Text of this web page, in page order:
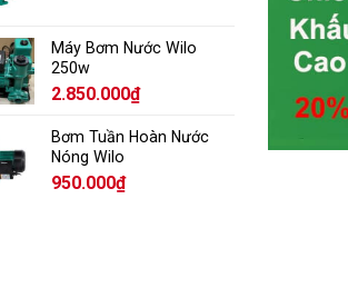
Máy Bơm Nước Wilo
250w
2.850.000₫
Bơm Tuần Hoàn Nước
Nóng Wilo
950.000₫